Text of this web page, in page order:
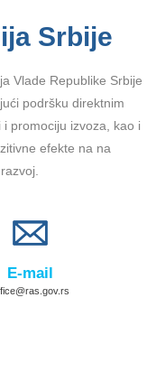
Srbije
Vlade Republike Srbije
podršku direktnim
promociju izvoza, kao i
efekte na na
E-mail